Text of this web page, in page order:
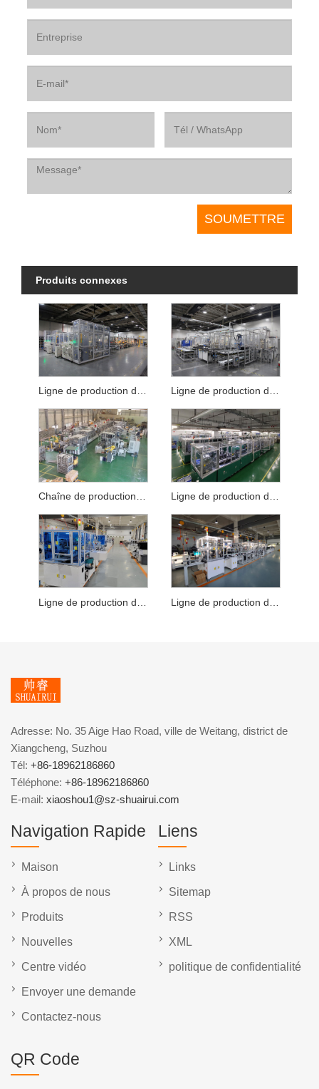
Produits connexes
Chaîne de production de moteur de brosse de scie à chaîne électrique d'outil de jardin Ligne de production de moteurs de brosses d'aspirateur
Adresse: No. 35 Aige Hao Road, ville de Weitang, district de
Xiangcheng, Suzhou
Tél: +86-18962186860
Téléphone: +86-18962186860
E-mail: xiaoshou1@sz-shuairui.com
Navigation Rapide
Maison
À propos de nous
Produits
Nouvelles
Centre vidéo
Envoyer une demande
Contactez-nous
Liens
Links
Sitemap
RSS
XML
politique de confidentialité
QR Code